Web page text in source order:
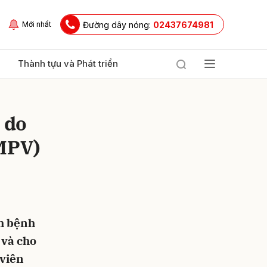
Mới nhất Đường dây nóng: 02437674981
Thành tựu và Phát triển
bệnh
cho